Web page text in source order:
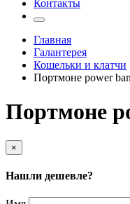
Контакты
Главная
Галантерея
Кошельки и клатчи
Портмоне power
Портмоне
×
Нашли дешевле?